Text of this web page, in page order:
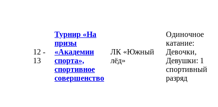
12 -
13
Турнир «На
призы
«Академии
спорта»,
спортивное
совершенство
ЛК «Южный
лёд»
Одиночное
катание:
Девочки,
Девушки: 1
спортивный
разряд